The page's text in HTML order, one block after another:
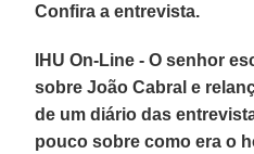
Confira a entrevista.
IHU On-Line - O senhor
sobre João Cabral e
de um diário das
pouco sobre como era o